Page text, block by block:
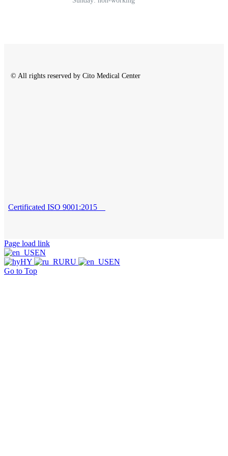
© All rights reserved by Cito Medical Center
Certificated ISO 9001:2015
Page load link
EN
HY
RU
EN
Go to Top